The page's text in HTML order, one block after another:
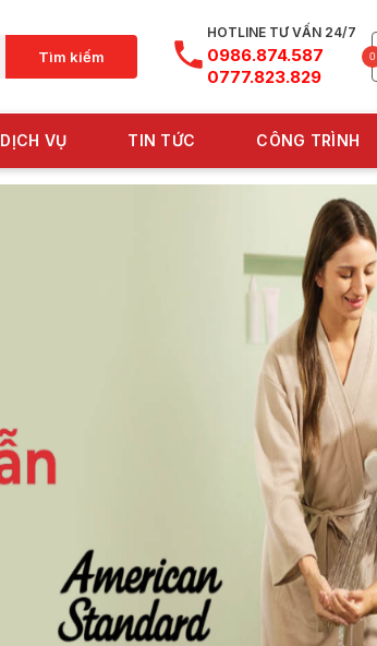
Tìm kiếm
HOTLINE TƯ VẤN 24/7
0986.874.587
0777.823.829
0
DỊCH VỤ TIN TỨC CÔNG TRÌNH